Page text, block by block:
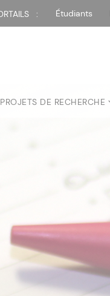
: Étudiants
PROJETS DE RECHERCHE